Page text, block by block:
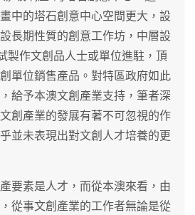
中的塔石創意中心空間更大，設
長期性質的創意工作坊，中層設
製作文創品人士或單位進駐，頂
單位銷售產品。對特區政府如此
給予本澳文創產業支持，筆者深
創產業的發展有著不可忽視的作
並未表現出對文創人才培養的更
要素是人才，而從本澳來看，由
從事文創產業的工作者無論是從